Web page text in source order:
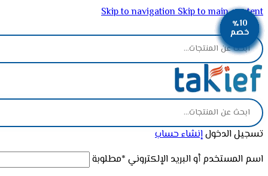
Skip to navigationSkip to main content
ADD ANYTHING HERE OR JUST REMOVE IT…
تسجيل الدخولإنشاء حساب
اسم المستخدم أو البريد الإلكتروني *مطلوبة
٪12
خصم
٪11
خصم
٪13
خصم
٪12
خصم
٪12
خصم
٪11
خصم
٪11
خصم
٪12
خصم
٪10
خصم